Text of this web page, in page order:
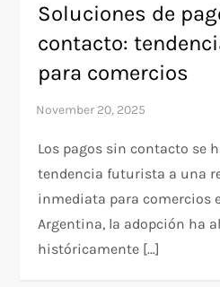
Soluciones de
contacto:
para comercios
Los pagos sin contacto se
tendencia futurista a una
inmediata para comercios
Argentina, la adopción ha
históricamente […]